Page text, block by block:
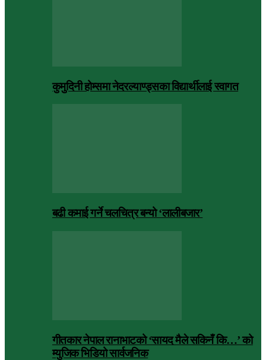
कुमुदिनी होम्समा नेदरल्याण्ड्सका विद्यार्थीलाई स्वागत
बढी कमाई गर्ने चलचित्र बन्यो ‘लालीबजार’
गीतकार नेपाल रानाभाटको ‘सायद मैले सकिनँ कि…’ को
म्युजिक भिडियो सार्वजनिक